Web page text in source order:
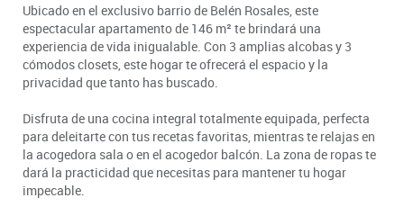
Ubicado en el exclusivo barrio de Belén Rosales, este
espectacular apartamento de 146 m² te brindará una
experiencia de vida inigualable. Con 3 amplias alcobas y 3
cómodos closets, este hogar te ofrecerá el espacio y la
privacidad que tanto has buscado.
Disfruta de una cocina integral totalmente equipada, perfecta
para deleitarte con tus recetas favoritas, mientras te relajas en
la acogedora sala o en el acogedor balcón. La zona de ropas te
dará la practicidad que necesitas para mantener tu hogar
impecable.